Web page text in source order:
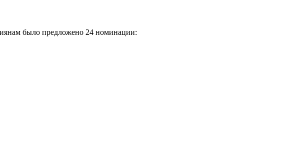
было предложено 24 номинации: